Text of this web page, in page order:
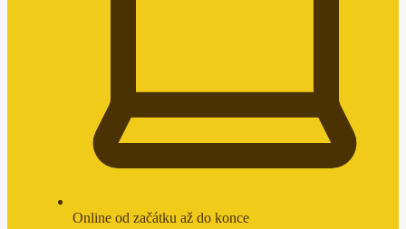
Online od začátku až do konce